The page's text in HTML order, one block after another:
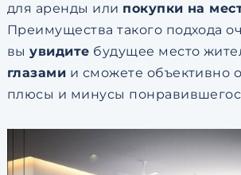
для аренды или покупки на
Преимущества такого подхода
выувидите будущее место
глазами и сможете объективно
плюсы и минусы